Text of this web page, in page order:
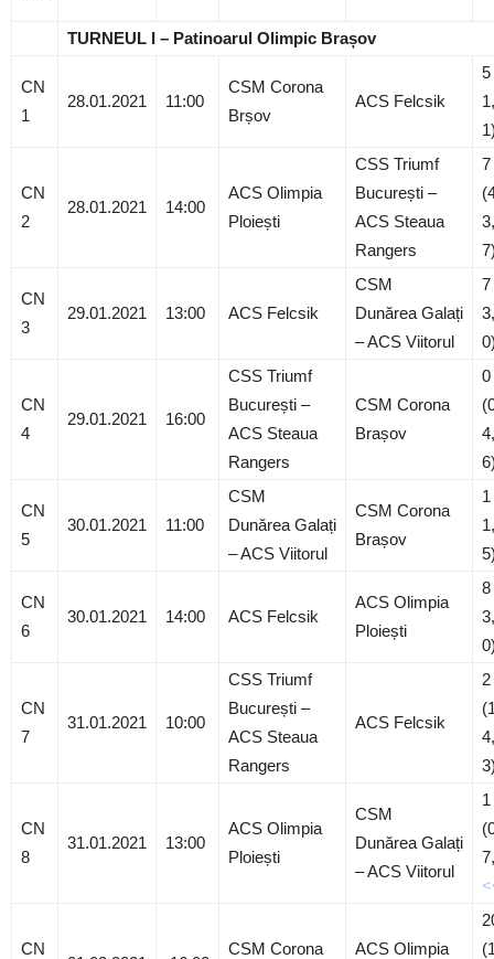
TURNEUL I – Patinoarul Olimpic Brașov
CN
1
28.01.2021 11:00
CSM Corona
Brșov
ACS Felcsik
5
CN
2
28.01.2021 14:00
ACS Olimpia
Ploiești
CSS Triumf
București –
ACS Steaua
Rangers
7
CN
3
29.01.2021 13:00 ACS Felcsik
CSM
Dunărea Galați
– ACS Viitorul
7
CN
4
29.01.2021 16:00
CSS Triumf
București –
ACS Steaua
Rangers
CSM Corona
Brașov
0
CN
5
30.01.2021 11:00
CSM
Dunărea Galați
– ACS Viitorul
CSM Corona
Brașov
CN
6
30.01.2021 14:00 ACS Felcsik
ACS Olimpia
Ploiești
8
CN
7
31.01.2021 10:00
CSS Triumf
București –
ACS Steaua
Rangers
ACS Felcsik
CN
8
31.01.2021 13:00
ACS Olimpia
Ploiești
CSM
Dunărea Galați
– ACS Viitorul
CN
CSM Corona
ACS Olimpia